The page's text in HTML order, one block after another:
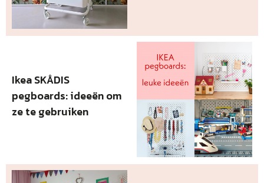
Ikea SKÅDIS
pegboards: ideeën om
ze te gebruiken